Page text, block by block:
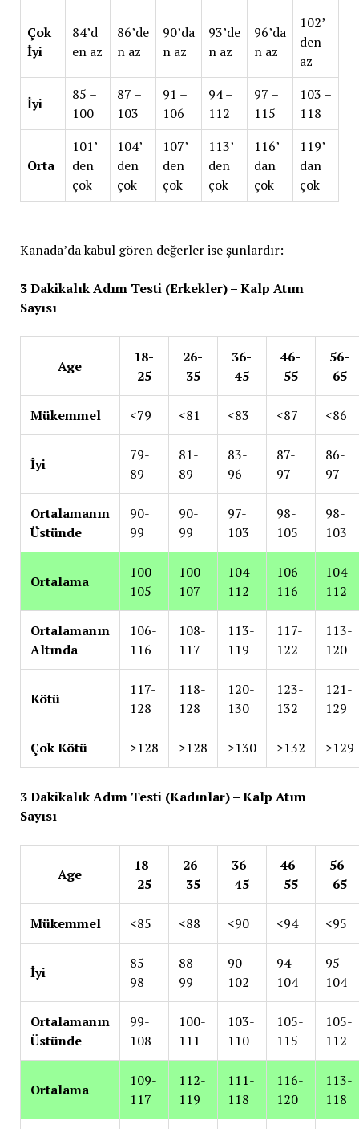
Çok
İyi
84’d
en az
86’de
n az
90’da
n az
93’de
n az
96’da
n az
102’
den
az
İyi
85 –
100
87 –
103
91 –
106
94 –
112
97 –
115
103 –
118
Orta
101’
den
çok
104’
den
çok
107’
den
çok
113’
den
çok
116’
dan
çok
119’
dan
çok
Kanada’da kabul gören değerler ise şunlardır:
3 Dakikalık Adım Testi (Erkekler) – Kalp Atım
Sayısı
Age
18-
25
26-
35
36-
45
46-
55
56-
65
Mükemmel <79 <81 <83 <87 <86
İyi
79-
89
81-
89
83-
96
87-
97
86-
97
Ortalamanın
Üstünde
90-
99
90-
99
97-
103
98-
105
98-
103
Ortalama
100-
105
100-
107
104-
112
106-
116
104-
112
Ortalamanın
Altında
106-
116
108-
117
113-
119
117-
122
113-
120
Kötü
117-
128
118-
128
120-
130
123-
132
121-
129
Çok Kötü >128 >128 >130 >132 >129
3 Dakikalık Adım Testi (Kadınlar) – Kalp Atım
Sayısı
Age
18-
25
26-
35
36-
45
46-
55
56-
65
Mükemmel <85 <88 <90 <94 <95
İyi
85-
98
88-
99
90-
102
94-
104
95-
104
Ortalamanın
Üstünde
99-
108
100-
111
103-
110
105-
115
105-
112
Ortalama
109-
117
112-
119
111-
118
116-
120
113-
118